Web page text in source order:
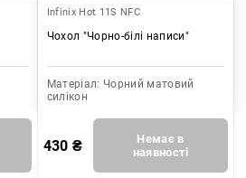
Infinix Hot 11S NFC
Чохол "Чорно-білі написи"
Матеріал: Чорний матовий
силікон
430 ₴
Немає в
наявності